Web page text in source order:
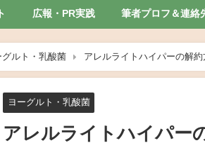
広報・PR実践 筆者プロフ＆連絡
グルト・乳酸菌 アレルライトハイパーの解
ヨーグルト・乳酸菌
アレルライトハイパー